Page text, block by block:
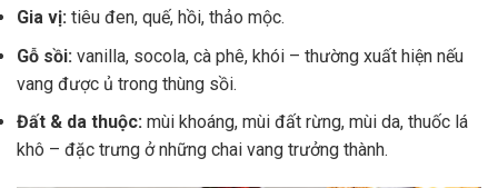
Gia vị: tiêu đen, quế, hồi, thảo mộc.
Gỗ sồi: vanilla, socola, cà phê, khói – thường xuất hiện nếu
vang được ủ trong thùng sồi.
Đất & da thuộc: mùi khoáng, mùi đất rừng, mùi da, thuốc lá
khô – đặc trưng ở những chai vang trưởng thành.